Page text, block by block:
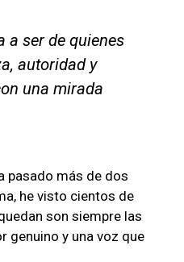
a ser de quienes
autoridad y
una mirada
pasado más de dos
he visto cientos de
son siempre las
genuino y una voz que